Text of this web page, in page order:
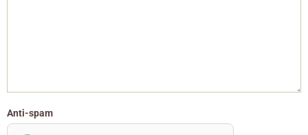
Anti-spam